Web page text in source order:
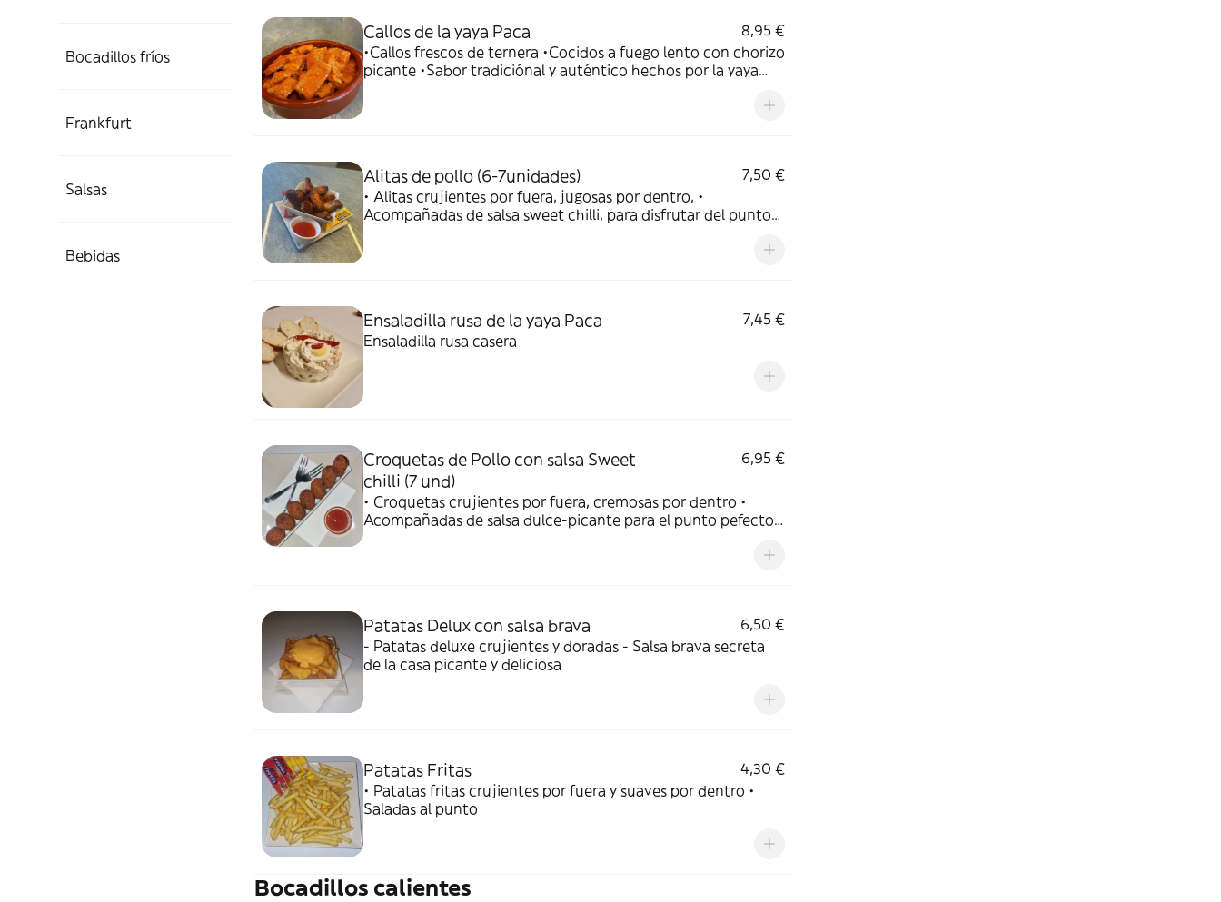
Bocadillos fríos
Frankfurt
Salsas
Bebidas
Callos de la yaya Paca
8,95 €
•Callos frescos de ternera •Cocidos a fuego lento con chorizo
picante •Sabor tradiciónal y auténtico hechos por la yaya
más... •Panecito rustico recien sacado del horno para juntar
Alitas de pollo (6-7unidades)
7,50 €
• Alitas crujientes por fuera, jugosas por dentro, •
Acompañadas de salsa sweet chilli, para disfrutar del punto
Ensaladilla rusa de la yaya Paca
7,45 €
Ensaladilla rusa casera
Croquetas de Pollo con salsa Sweet
chilli (7 und)
6,95 €
• Croquetas crujientes por fuera, cremosas por dentro •
Acompañadas de salsa dulce-picante para el punto pefecto
Patatas Delux con salsa brava
6,50 €
- Patatas deluxe crujientes y doradas - Salsa brava secreta
de la casa picante y deliciosa
Patatas Fritas
4,30 €
• Patatas fritas crujientes por fuera y suaves por dentro •
Saladas al punto
Bocadillos calientes